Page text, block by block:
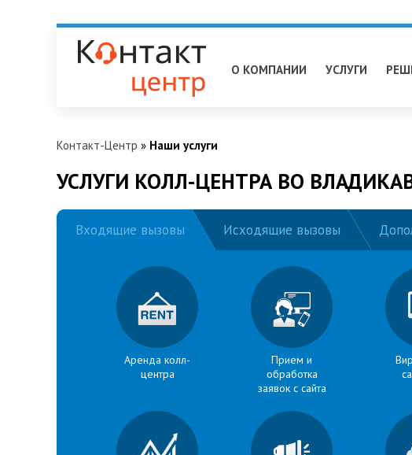
О КОМПАНИИ УСЛУГИ
Контакт-Центр » Наши услуги
УСЛУГИ КОЛЛ-ЦЕНТРА ВО
Входящие вызовы Исходящие вызовы
Аренда колл-
центра
Прием и
обработка
заявок с сайта